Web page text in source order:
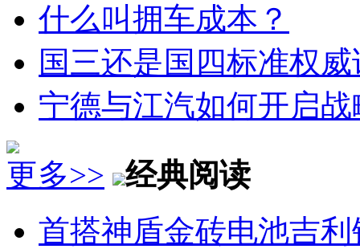
什么叫拥车成本？
国三还是国四标准权
宁德与江汽如何开启
更多>>
经典阅读
首搭神盾金砖电池吉